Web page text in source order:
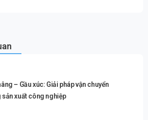
– Gầu xúc: Giải pháp vận chuyển
sản xuất công nghiệp